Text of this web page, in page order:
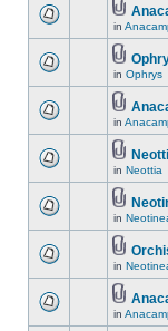
in
in Ophrys
in
in Neottia
in
in
in